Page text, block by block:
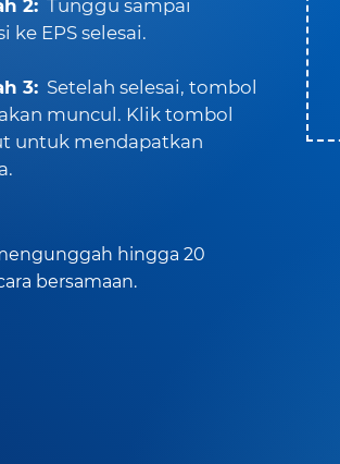
2: Tunggu sampai
ke EPS selesai.
3: Setelah selesai, tombol
muncul. Klik tombol
untuk mendapatkan
hingga 20
bersamaan.